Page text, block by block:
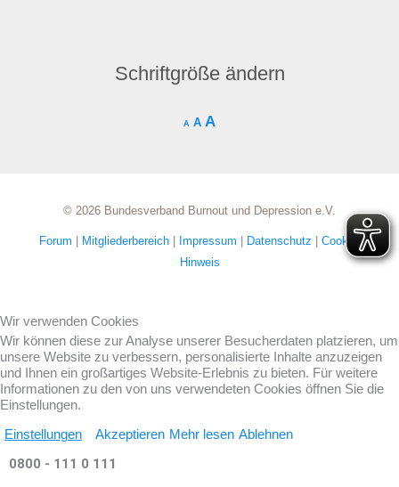
Schriftgröße ändern
A A A
© 2026 Bundesverband Burnout und Depression e.V.
Forum Mitgliederbereich Impressum Datenschutz
Cookie-
Hinweis
Wir verwenden Cookies
Wir können diese zur Analyse unserer Besucherdaten platzieren, um
unsere Website zu verbessern, personalisierte Inhalte anzuzeigen
und Ihnen ein großartiges Website-Erlebnis zu bieten. Für weitere
Informationen zu den von uns verwendeten Cookies öffnen Sie die
Einstellungen.
Einstellungen Akzeptieren Mehr lesen Ablehnen
0800 - 111 0 111